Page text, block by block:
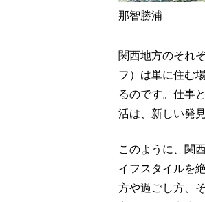
那智勝浦
関西地方のそれ
フ）は単に住む
るのです。仕事
活は、新しい発
このように、関
イフスタイルを
方や過ごし方、